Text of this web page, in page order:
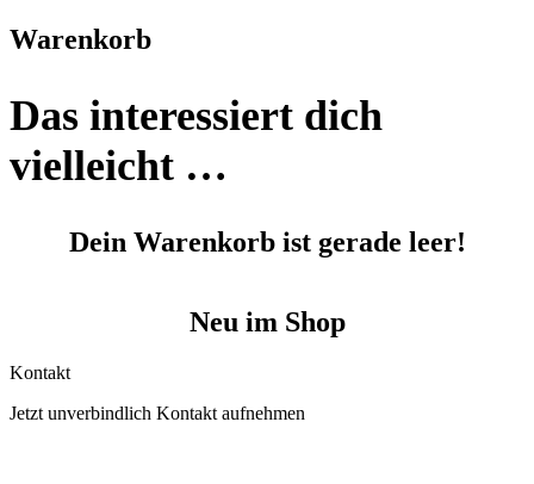
Warenkorb
Das interessiert dich
vielleicht …
Dein Warenkorb ist gerade leer!
Neu im Shop
Kontakt
Jetzt unverbindlich Kontakt aufnehmen